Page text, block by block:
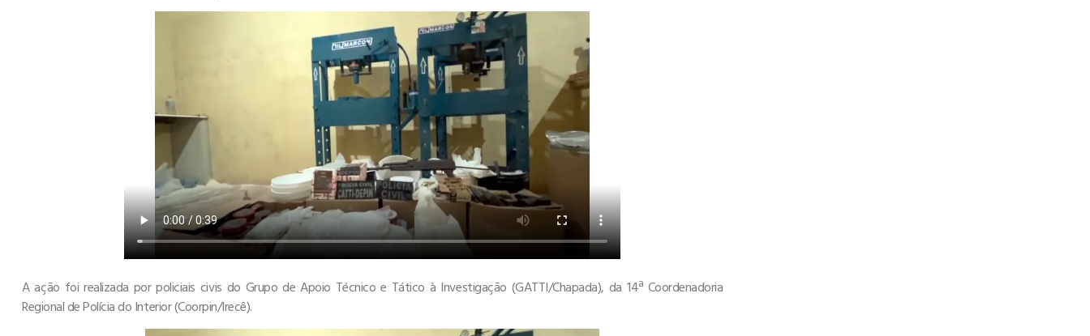
A ação foi realizada por policiais civis do Grupo de Apoio Técnico e Tático à Investigação (GATTI/Chapada), da 14ª Coordenadoria
Regional de Polícia do Interior (Coorpin/Irecê).